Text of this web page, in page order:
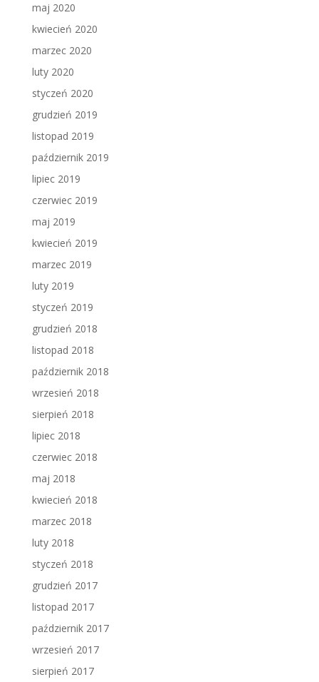
maj 2020
kwiecień 2020
marzec 2020
luty 2020
styczeń 2020
grudzień 2019
listopad 2019
październik 2019
lipiec 2019
czerwiec 2019
maj 2019
kwiecień 2019
marzec 2019
luty 2019
styczeń 2019
grudzień 2018
listopad 2018
październik 2018
wrzesień 2018
sierpień 2018
lipiec 2018
czerwiec 2018
maj 2018
kwiecień 2018
marzec 2018
luty 2018
styczeń 2018
grudzień 2017
listopad 2017
październik 2017
wrzesień 2017
sierpień 2017